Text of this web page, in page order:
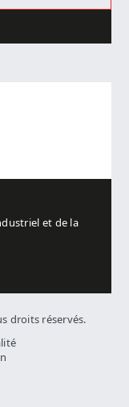
et de la
droits réservés.